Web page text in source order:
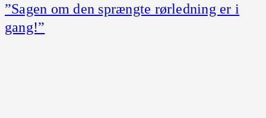
”Sagen om den sprængte rørledning er i
gang!”